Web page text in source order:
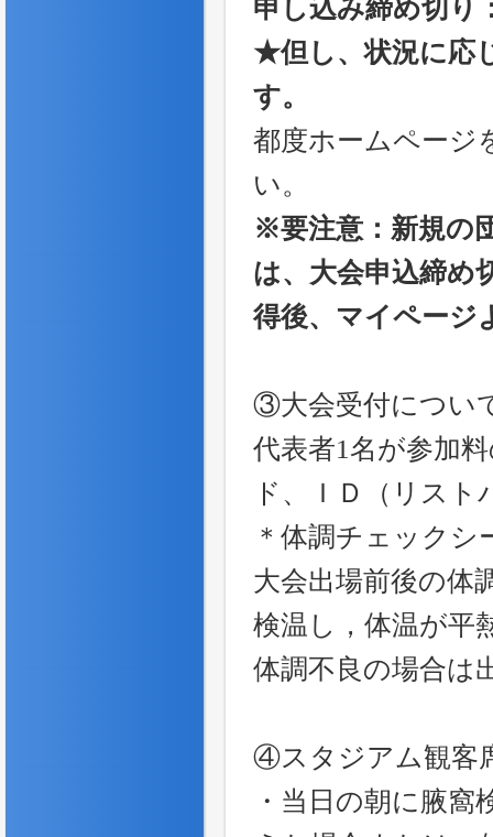
申し込み締め切り
★但し、状況に応
す。
都度ホームページ
い。
※要注意：新規の
は、大会申込締め
得後、マイページ
③大会受付につい
代表者1名が参加
ド、ＩＤ（リス
＊体調チェック
大会出場前後の体
検温し，体温が平
体調不良の場合は
④スタジアム観客
・当日の朝に腋